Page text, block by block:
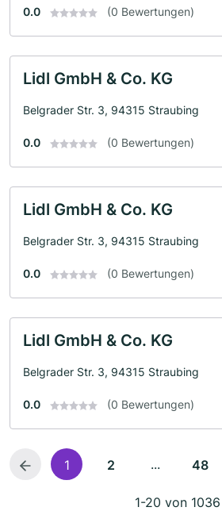
0.0 (0 Bewertungen)
Lidl GmbH & Co. KG
Belgrader Str. 3, 94315 Straubing
0.0 (0 Bewertungen)
Lidl GmbH & Co. KG
Belgrader Str. 3, 94315 Straubing
0.0 (0 Bewertungen)
Lidl GmbH & Co. KG
Belgrader Str. 3, 94315 Straubing
0.0 (0 Bewertungen)
1 2 ... 48
1-20 von 1036